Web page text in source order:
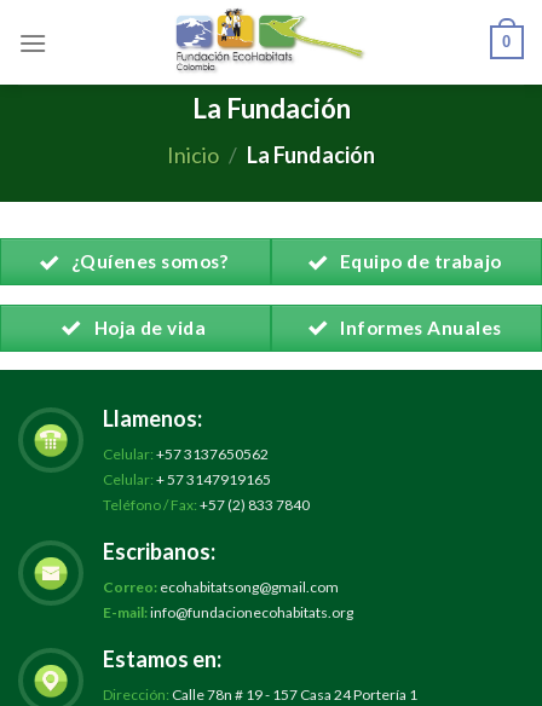
content
0
La Fundación
Inicio / La Fundación
¿Quíenes somos? Equipo de trabajo
Hoja de vida Informes Anuales
Llamenos:
Celular: +57 3137650562
Celular: + 57 3147919165
Teléfono / Fax: +57 (2) 833 7840
Escribanos:
Correo: ecohabitatsong@gmail.com
E-mail:info@fundacionecohabitats.org
Estamos en:
Dirección: Calle 78n # 19 - 157 Casa 24 Portería 1